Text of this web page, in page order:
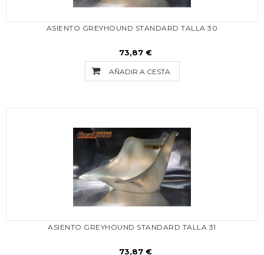
ASIENTO GREYHOUND STANDARD TALLA 30
73,87 €
AÑADIR A CESTA
ASIENTO GREYHOUND STANDARD TALLA 31
73,87 €